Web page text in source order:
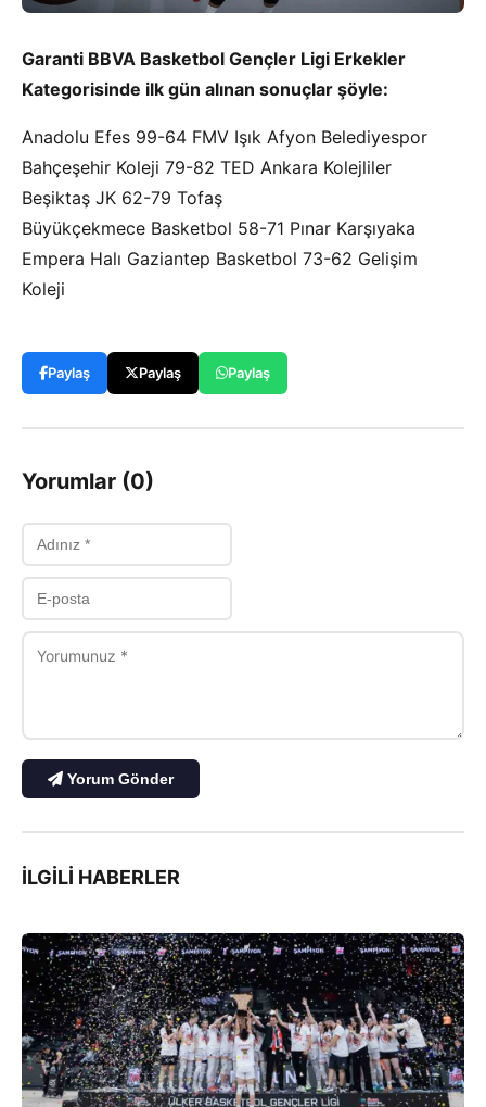
Garanti BBVA Basketbol Gençler Ligi Erkekler
Kategorisinde ilk gün alınan sonuçlar şöyle:
Anadolu Efes 99-64 FMV Işık Afyon Belediyespor
Bahçeşehir Koleji 79-82 TED Ankara Kolejliler
Beşiktaş JK 62-79 Tofaş
Büyükçekmece Basketbol 58-71 Pınar Karşıyaka
Empera Halı Gaziantep Basketbol 73-62 Gelişim
Koleji
Paylaş Paylaş Paylaş
Yorumlar (0)
Yorum Gönder
İLGILI HABERLER